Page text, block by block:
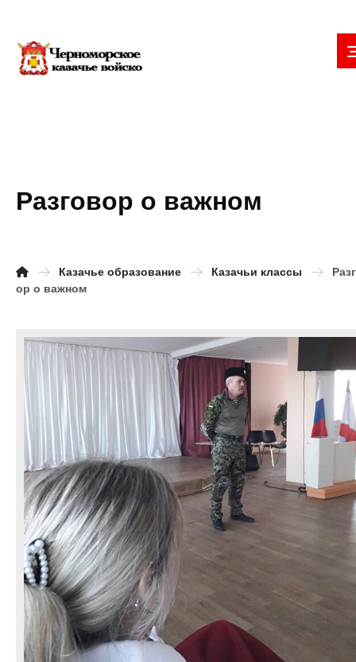
Разговор о важном
Казачье образование Казачьи классы
ор о важном